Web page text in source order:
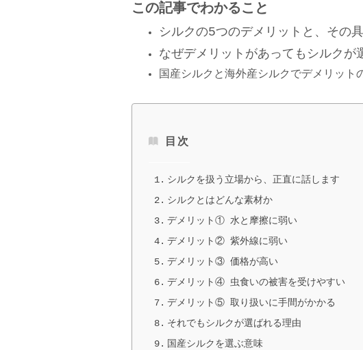
この記事でわかること
シルクの5つのデメリットと、その
なぜデメリットがあってもシルクが
国産シルクと海外産シルクでデメリット
目次
シルクを扱う立場から、正直に話します
シルクとはどんな素材か
デメリット① 水と摩擦に弱い
デメリット② 紫外線に弱い
デメリット③ 価格が高い
デメリット④ 虫食いの被害を受けやすい
デメリット⑤ 取り扱いに手間がかかる
それでもシルクが選ばれる理由
国産シルクを選ぶ意味